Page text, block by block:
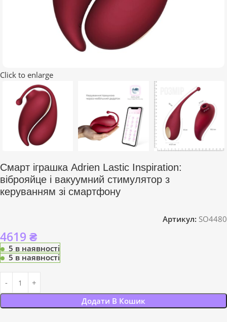
Click to enlarge
Смарт іграшка Adrien Lastic Inspiration:
віброяйце і вакуумний стимулятор з
керуванням зі смартфону
Артикул: SO4480
4619 ₴
5 в наявності
5 в наявності
Додати В Кошик